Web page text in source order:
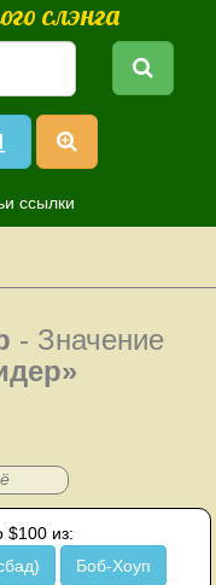
слэнга
ссылки
- Значение
$100 из:
Боб-Хоуп